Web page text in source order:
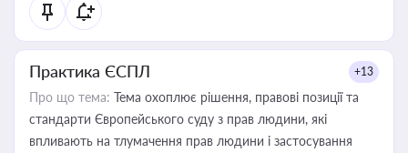
Практика ЄСПЛ +13
Про що тема: Тема охоплює рішення, правові позиції та
стандарти Європейського суду з прав людини, які
впливають на тлумачення прав людини і застосування